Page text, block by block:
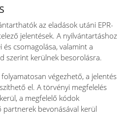
az eladások utáni EPR-
jelentések. A nyilvántartáshoz
csomagolása, valamint a
szerint kerülnek besorolásra.
végezhető, a jelentés
el. A törvényi megfelelés
a megfelelő kódok
partnerek bevonásával kerül